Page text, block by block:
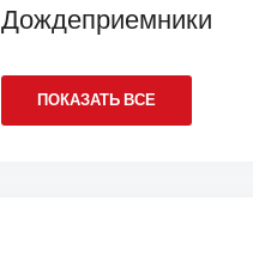
Дождеприемники
ПОКАЗАТЬ ВСЕ